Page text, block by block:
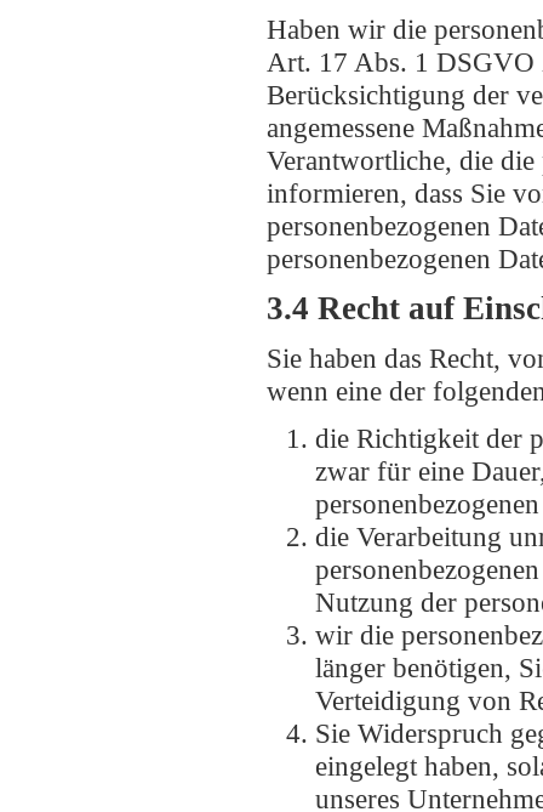
Haben wir die
Art. 17 Abs. 1 DSGVO
Berücksichtigung der
angemessene
Verantwortliche, die die
informieren, dass Sie
personenbezogenen
personenbezogenen
3.4 Recht auf
Sie haben das Recht,
wenn eine der
die Richtigkeit der
zwar für eine
die Verarbeitung
Nutzung der
wir die
länger benötigen,
Verteidigung von
Sie Widerspruch
eingelegt haben,
unseres